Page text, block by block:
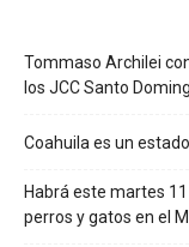
Tommaso Archilei
los JCC Santo
Coahuila es un
Habrá este martes
perros y gatos en el